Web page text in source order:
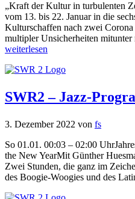
„Kraft der Kultur in turbulenten
vom 13. bis 22. Januar in die
Kulturschaffen nach zwei
multipler Unsicherheiten
weiterlesen
SWR2 – Jazz-
3. Dezember 2022 von fs
So 01.01. 00:03 – 02:00
the New YearMit Günther
Zwei Stunden, die ganz im
des Boogie-Woogies und des